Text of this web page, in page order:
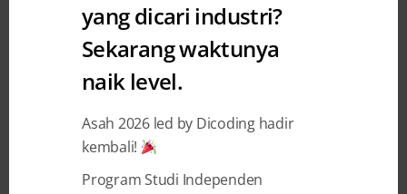
4 YEARS AGO BY DICODING INDONESIA
Augmented Reality Creator
program powered by Snap AR
Resmi Dibuka
yang dicari industri?
Sekarang waktunya
naik level.
Asah 2026 led by Dicoding hadir
kembali!
Program Studi Independen